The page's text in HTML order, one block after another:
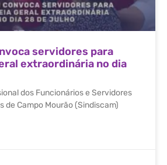
servidores para
extraordinária no dia
dos Funcionários e Servidores
de Campo Mourão (Sindiscam)